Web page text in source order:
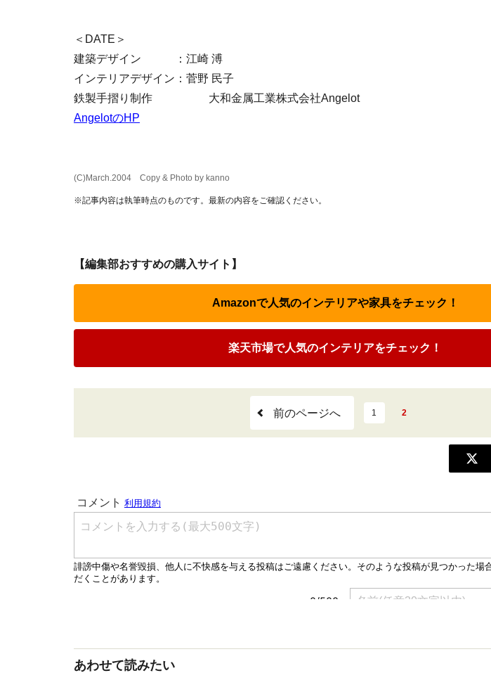
＜DATE＞
建築デザイン ：江崎 溥
インテリアデザイン：菅野 民子
鉄製手摺り制作 大和金属工業株式会社Angelot
AngelotのHP
(C)March.2004 Copy & Photo by kanno
※記事内容は執筆時点のものです。最新の内容をご確認ください。
【編集部おすすめの購入サイト】
Amazonで人気のインテリアや家具をチェック！
楽天市場で人気のインテリアをチェック！
前のページへ 1 2
あわせて読みたい